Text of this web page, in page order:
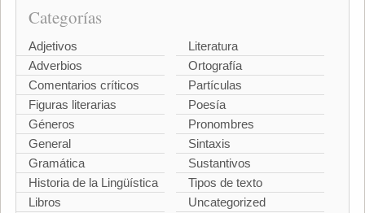
Categorías
Adjetivos
Adverbios
Comentarios críticos
Figuras literarias
Géneros
General
Gramática
Historia de la Lingüística
Libros
Literatura
Ortografía
Partículas
Poesía
Pronombres
Sintaxis
Sustantivos
Tipos de texto
Uncategorized